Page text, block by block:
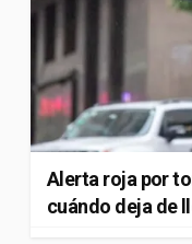
Alerta roja por
cuándo deja de